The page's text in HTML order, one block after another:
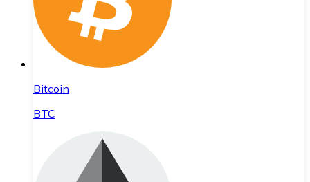
Bitcoin
BTC